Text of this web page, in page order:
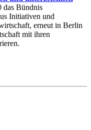
das Bündnis
Initiativen und
erneut in Berlin
mit ihren